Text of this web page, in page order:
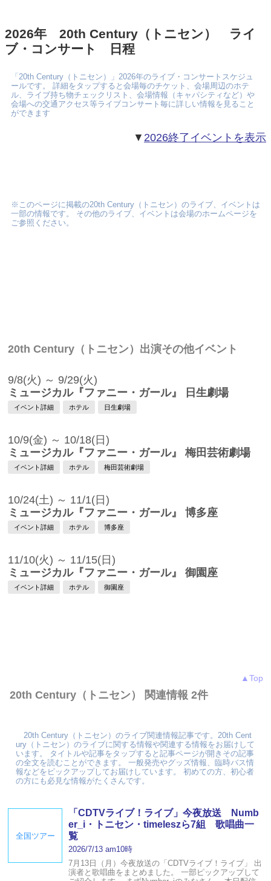
2026年 20th Century（トニセン） ライ
ブ・コンサート 日程
「20th Century（トニセン）」2026年のライブ・コンサートスケジュ
ールです。 詳細をタップすると会場毎のチケット、会場周辺のホテ
ル、ライブ持ち物チェックリスト、会場情報（キャパシティなど）や
会場への交通アクセス等ライブコンサート毎に詳しい情報を見ること
ができます
▼ 2026終了イベントを表示
※このページに掲載の20th Century（トニセン）のライブ、イベントは
一部の情報です。 その他のライブ、イベントは会場のホームページを
ご参照ください。
20th Century（トニセン）出演その他イベント
9/8(火) ～ 9/29(火)
ミュージカル『ファニー・ガール』 日生劇場
イベント詳細 ホテル 日生劇場
10/9(金) ～ 10/18(日)
ミュージカル『ファニー・ガール』 梅田芸術劇場
イベント詳細 ホテル 梅田芸術劇場
10/24(土) ～ 11/1(日)
ミュージカル『ファニー・ガール』 博多座
イベント詳細 ホテル 博多座
11/10(火) ～ 11/15(日)
ミュージカル『ファニー・ガール』 御園座
イベント詳細 ホテル 御園座
▲Top
20th Century（トニセン） 関連情報 2件
20th Century（トニセン）のライブ関連情報記事です。20th Cent
ury（トニセン）のライブに関する情報や関連する情報をお届けして
います。 タイトルや記事をタップすると記事ページが開きその記事
の全文を読むことができます。 一般発売やグッズ情報、臨時バス情
報などをピックアップしてお届けしています。 初めての方、初心者
の方にも必見な情報がたくさんです。
全国ツアー
「CDTVライブ！ライブ」今夜放送 Numb
er_i・トニセン・timeleszら7組 歌唱曲一
覧
2026/7/13 am10時
7月13日（月）今夜放送の「CDTVライブ！ライブ」 出
演者と歌唱曲をまとめました。 一部ピックアップして